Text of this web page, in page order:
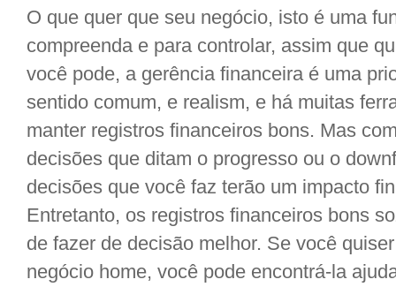
O que quer que seu negócio, isto é uma
compreenda e para controlar, assim que
você pode, a gerência financeira é uma
sentido comum, e realism, e há muitas
manter registros financeiros bons. Mas
decisões que ditam o progresso ou o
decisões que você faz terão um impacto
Entretanto, os registros financeiros bons
de fazer de decisão melhor. Se você
negócio home, você pode encontrá-la